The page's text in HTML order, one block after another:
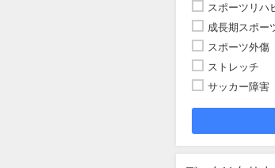
スポーツリハ
成長期スポー
スポーツ外傷
ストレッチ
サッカー障害